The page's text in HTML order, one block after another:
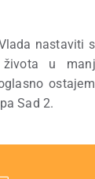
nastaviti
života u
Sad 2.